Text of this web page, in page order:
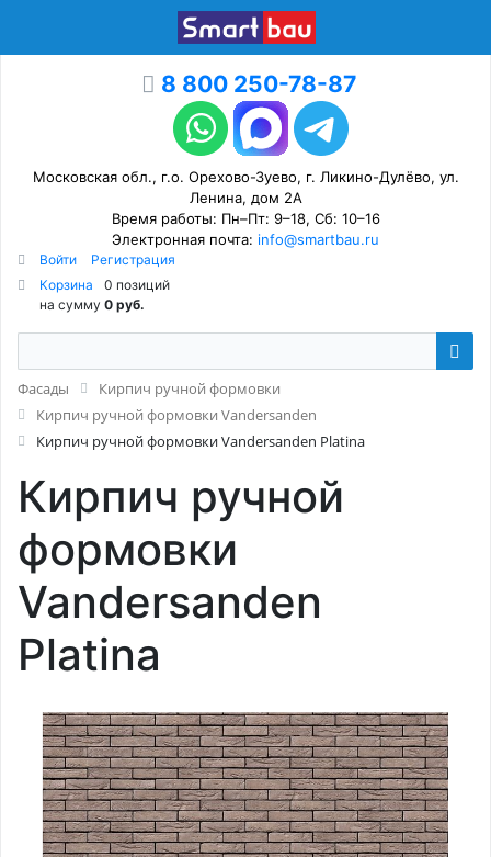
8 800 250-78-87
Московская обл., г.о. Орехово-Зуево, г. Ликино-Дулёво, ул.
Ленина, дом 2А
Время работы: Пн–Пт: 9–18, Сб: 10–16
Электронная почта: info@smartbau.ru
Войти
Регистрация
Корзина
0 позиций
на сумму 0 руб.
Фасады
Кирпич ручной формовки
Кирпич ручной формовки Vandersanden
Кирпич ручной формовки Vandersanden Platina
Кирпич ручной
формовки
Vandersanden
Platina